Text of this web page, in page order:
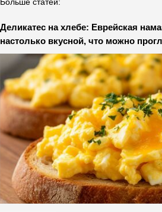
Деликатес на хлебе: Еврейская
настолько вкусной, что можно